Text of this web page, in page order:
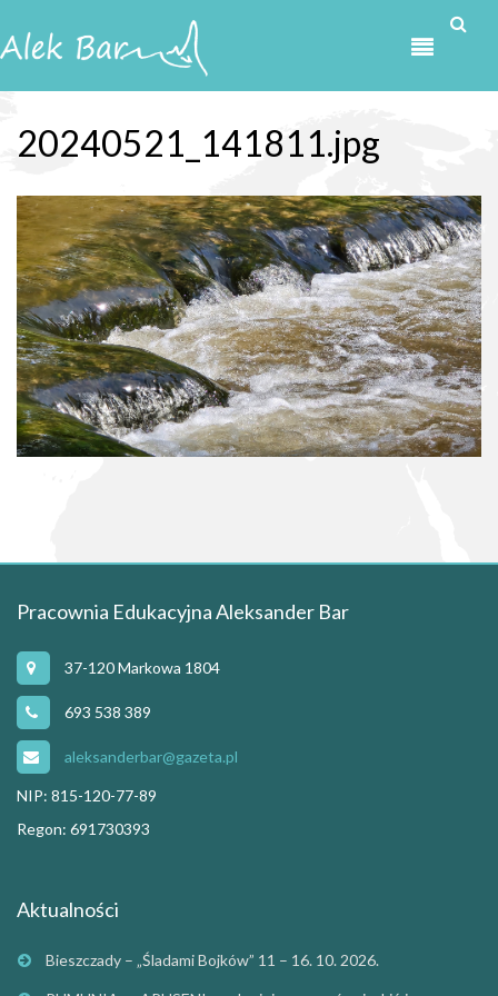
20240521_141811.jpg
Pracownia Edukacyjna Aleksander Bar
37-120 Markowa 1804
693 538 389
aleksanderbar@gazeta.pl
NIP: 815-120-77-89
Regon: 691730393
Aktualności
Bieszczady – „Śladami Bojków” 11 – 16. 10. 2026.